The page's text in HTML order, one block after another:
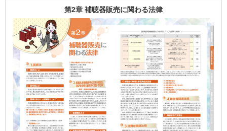
第2章 補聴器販売に関わる法律